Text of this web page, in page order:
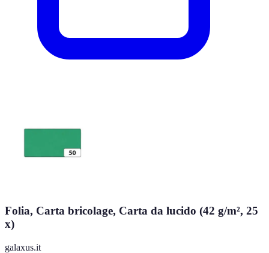
Folia, Carta bricolage, Carta da lucido (42 g/m², 25
x)
galaxus.it